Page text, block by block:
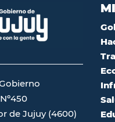
de Jujuy (4600)